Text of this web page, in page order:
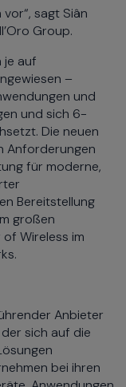
sagt Siân
Group.
je auf
–
und
und sich 6-
Die neuen
Anforderungen
für moderne,
Bereitstellung
großen
Wireless im
Anbieter
sich auf die
bei ihren